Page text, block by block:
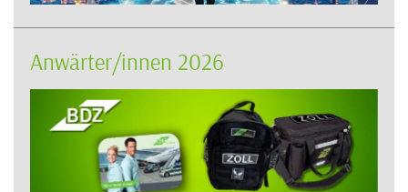
Anwärter/innen 2026